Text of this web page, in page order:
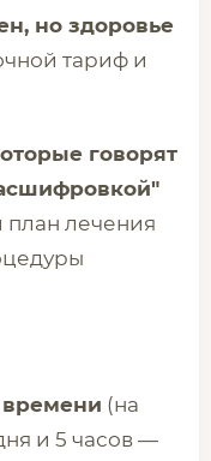
но здоровье
тариф и
говорят
план лечения
(на
и 5 часов —